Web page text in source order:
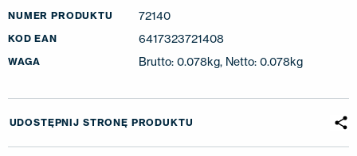
NUMER PRODUKTU 72140
KOD EAN 6417323721408
WAGA Brutto: 0.078kg, Netto: 0.078kg
UDOSTĘPNIJ STRONĘ PRODUKTU